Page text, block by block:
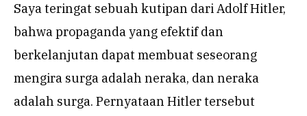
Saya teringat sebuah kutipan dari Adolf Hitler,
bahwa propaganda yang efektif dan
berkelanjutan dapat membuat seseorang
mengira surga adalah neraka, dan neraka
adalah surga. Pernyataan Hitler tersebut